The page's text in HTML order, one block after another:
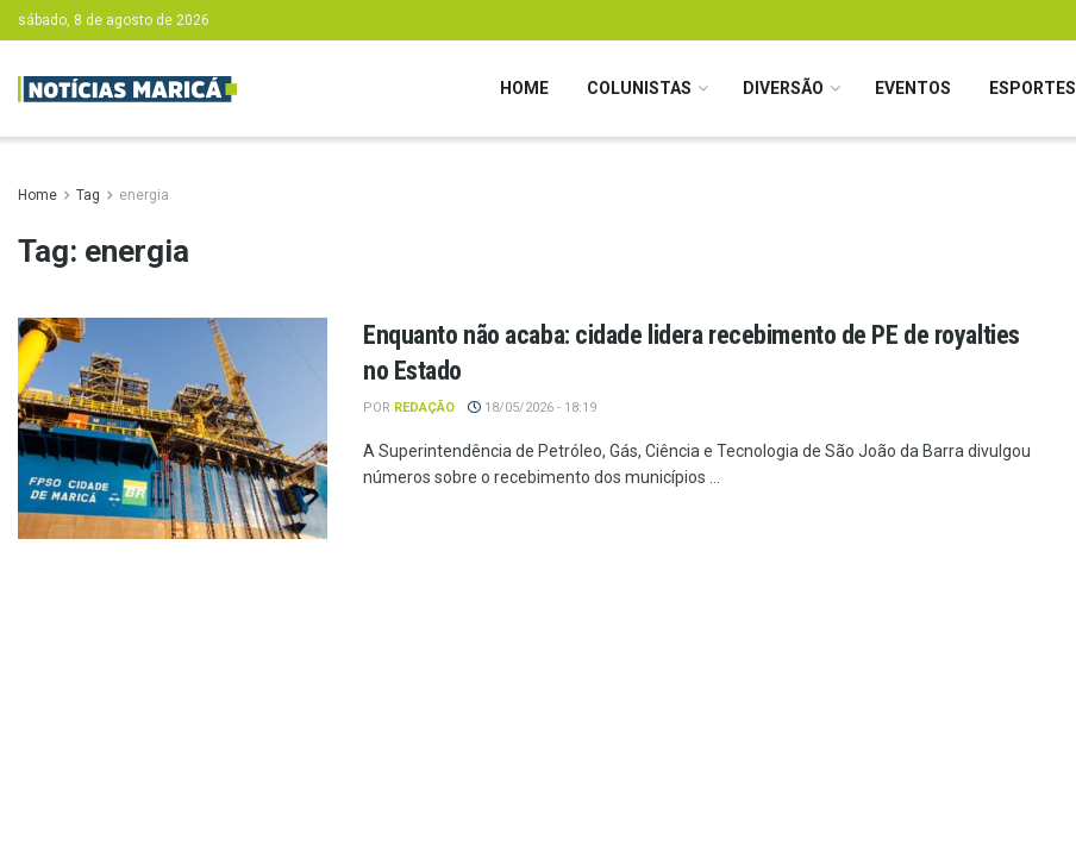
sábado, 8 de agosto de 2026
HOME COLUNISTAS DIVERSÃO EVENTOS ESPORTES
Home Tag energia
Tag: energia
Enquanto não acaba: cidade lidera recebimento de PE de royalties
no Estado
POR REDAÇÃO 18/05/2026 - 18:19
A Superintendência de Petróleo, Gás, Ciência e Tecnologia de São João da Barra divulgou
números sobre o recebimento dos municípios ...